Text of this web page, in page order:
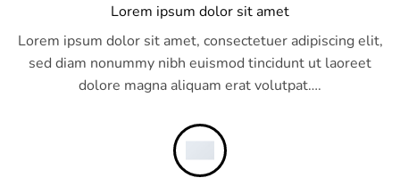
Lorem ipsum dolor sit amet
Lorem ipsum dolor sit amet, consectetuer adipiscing elit,
sed diam nonummy nibh euismod tincidunt ut laoreet
dolore magna aliquam erat volutpat….